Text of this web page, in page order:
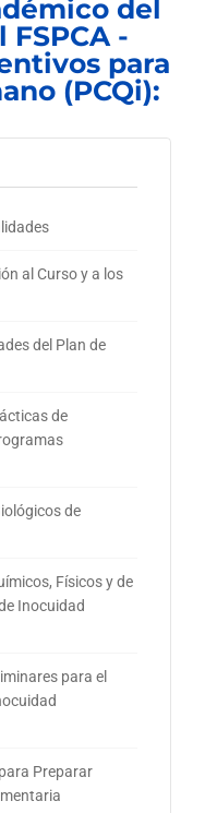
del
FSPCA -
para
(PCQi):
al Curso y a los
del Plan de
de
de
Físicos y de
Inocuidad
para el
Preparar